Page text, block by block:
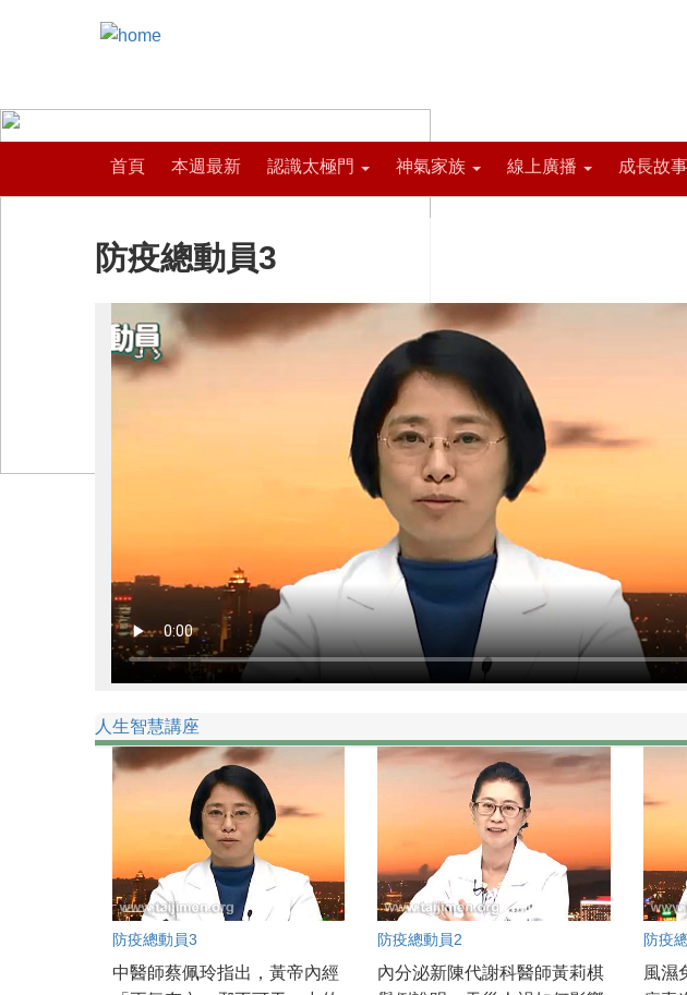
首頁 本週最新 認識太極門 神氣家族 線上廣播 成長故事
防疫總動員3
人生智慧講座
防疫總動員3
中醫師蔡佩玲指出，黃帝內經
防疫總動員2
內分泌新陳代謝科醫師黃莉棋
防疫
風濕